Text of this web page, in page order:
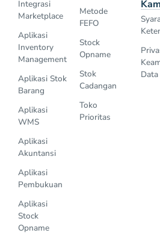
Integrasi
Marketplace
Aplikasi
Inventory
Management
Aplikasi Stok
Barang
Aplikasi
WMS
Aplikasi
Akuntansi
Aplikasi
Pembukuan
Aplikasi
Stock
Opname
Metode
FEFO
Stock
Opname
Stok
Cadangan
Toko
Prioritas
Data